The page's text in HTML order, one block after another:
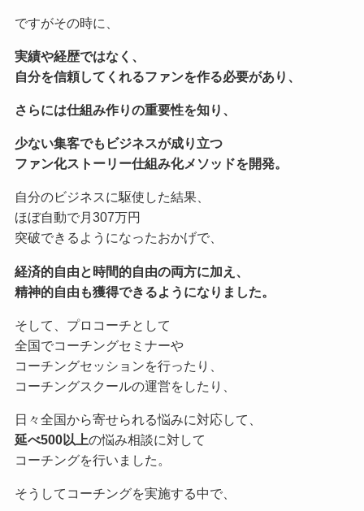
ですがその時に、
実績や経歴ではなく、
自分を信頼してくれるファンを作る必要があり、
さらには仕組み作りの重要性を知り、
少ない集客でもビジネスが成り立つ
ファン化ストーリー仕組み化メソッドを開発。
自分のビジネスに駆使した結果、
ほぼ自動で月307万円
突破できるようになったおかげで、
経済的自由と時間的自由の両方に加え、
精神的自由も獲得できるようになりました。
そして、プロコーチとして
全国でコーチングセミナーや
コーチングセッションを行ったり、
コーチングスクールの運営をしたり、
日々全国から寄せられる悩みに対応して、
延べ500以上の悩み相談に対して
コーチングを行いました。
そうしてコーチングを実施する中で、